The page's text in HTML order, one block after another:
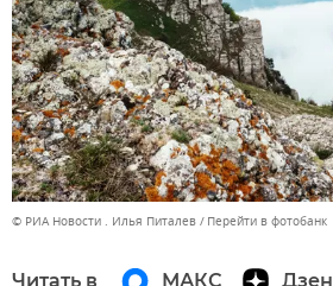
© РИА Новости . Илья Питалев Перейти в фотобанк
Читать в МАКС Дзен